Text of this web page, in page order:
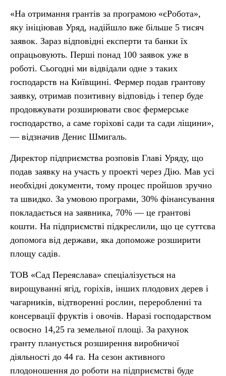
«На отримання грантів за програмою «єРобота»,
яку ініціював Уряд, надійшло вже більше 5 тисяч
заявок. Зараз відповідні експерти та банки їх
опрацьовують. Перші понад 100 заявок уже в
роботі. Сьогодні ми відвідали одне з таких
господарств на Київщині. Фермер подав грантову
заявку, отримав позитивну відповідь і тепер буде
продовжувати розширювати своє фермерське
господарство, а саме горіхові сади та сади ліщини»,
— відзначив Денис Шмигаль.
Директор підприємства розповів Главі Уряду, що
подав заявку на участь у проекті через Дію. Мав усі
необхідні документи, тому процес пройшов зручно
та швидко. За умовою програми, 30% фінансування
покладається на заявника, 70% — це грантові
кошти. На підприємстві підкреслили, що це суттєва
допомога від держави, яка допоможе розширити
площу садів.
ТОВ «Сад Переяслава» спеціалізується на
вирощуванні ягід, горіхів, інших плодових дерев і
чагарників, відтворенні рослин, переробленні та
консервації фруктів і овочів. Наразі господарством
освоєно 14,25 га земельної площі. За рахунок
гранту планується розширення виробничої
діяльності до 44 га. На сезон активного
плодоношення до роботи на підприємстві буде